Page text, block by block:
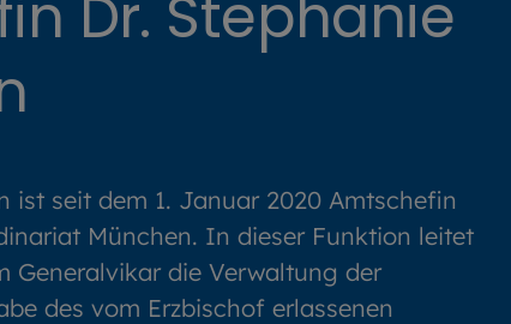
Dr. Stephanie
ist seit dem 1. Januar 2020 Amtschefin
München. In dieser Funktion leitet
Generalvikar die Verwaltung der
des vom Erzbischof erlassenen